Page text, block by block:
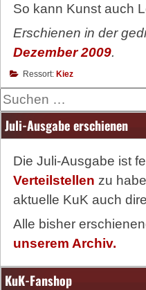
So kann Kunst auch
Erschienen in der
Dezember 2009.
Ressort: Kiez
Suche
Juli-Ausgabe erschienen
Die Juli-Ausgabe ist
Verteilstellen zu
aktuelle KuK auch
Alle bisher
unserem Archiv.
KuK-Fanshop